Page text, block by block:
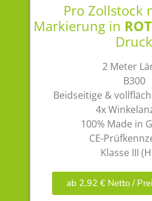
Pro Zollstock
Markierung in ROT
Druck
2 Meter
B300
Beidseitige &
4x
100% Made in
CE-
Klasse III
ab 2,92 € Netto /